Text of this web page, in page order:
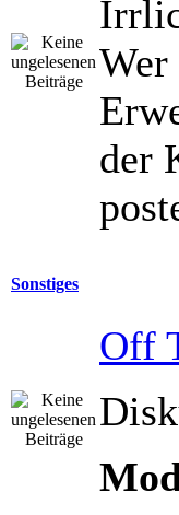
der
Sonstiges
Off